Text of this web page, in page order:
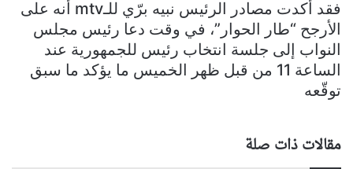
فقد أكدت مصادر الرئيس نبيه برّي للـmtv أنه على
الأرجح “طار الحوار”، في وقت دعا رئيس مجلس
النواب إلى جلسة انتخاب رئيس للجمهورية عند
الساعة 11 من قبل ظهر الخميس ما يؤكد ما سبق
توقّعه
مقالات ذات صلة